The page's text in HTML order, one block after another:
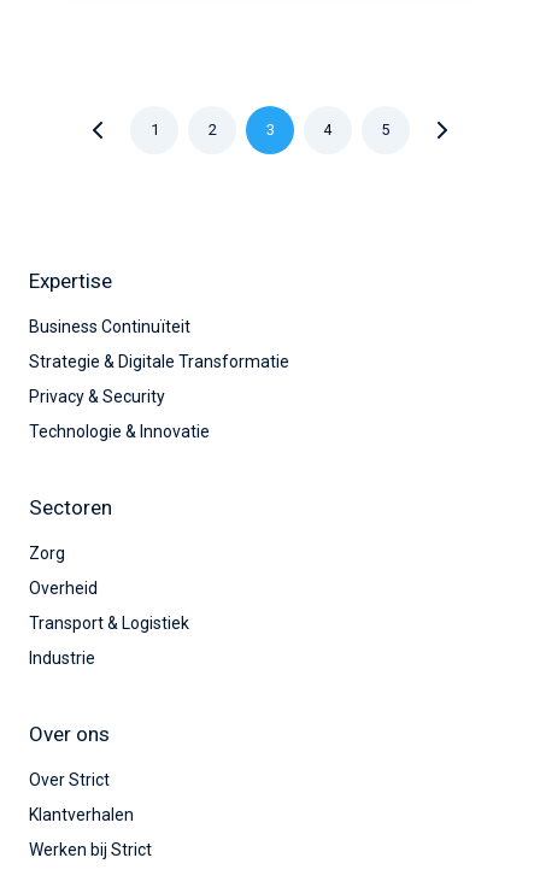
1 2 3 4 5
Expertise
Business Continuïteit
Strategie & Digitale Transformatie
Privacy & Security
Technologie & Innovatie
Sectoren
Zorg
Overheid
Transport & Logistiek
Industrie
Over ons
Over Strict
Klantverhalen
Werken bij Strict